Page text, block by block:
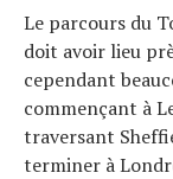
Le parcours du
doit avoir lieu
cependant
commençant à
traversant
terminer à